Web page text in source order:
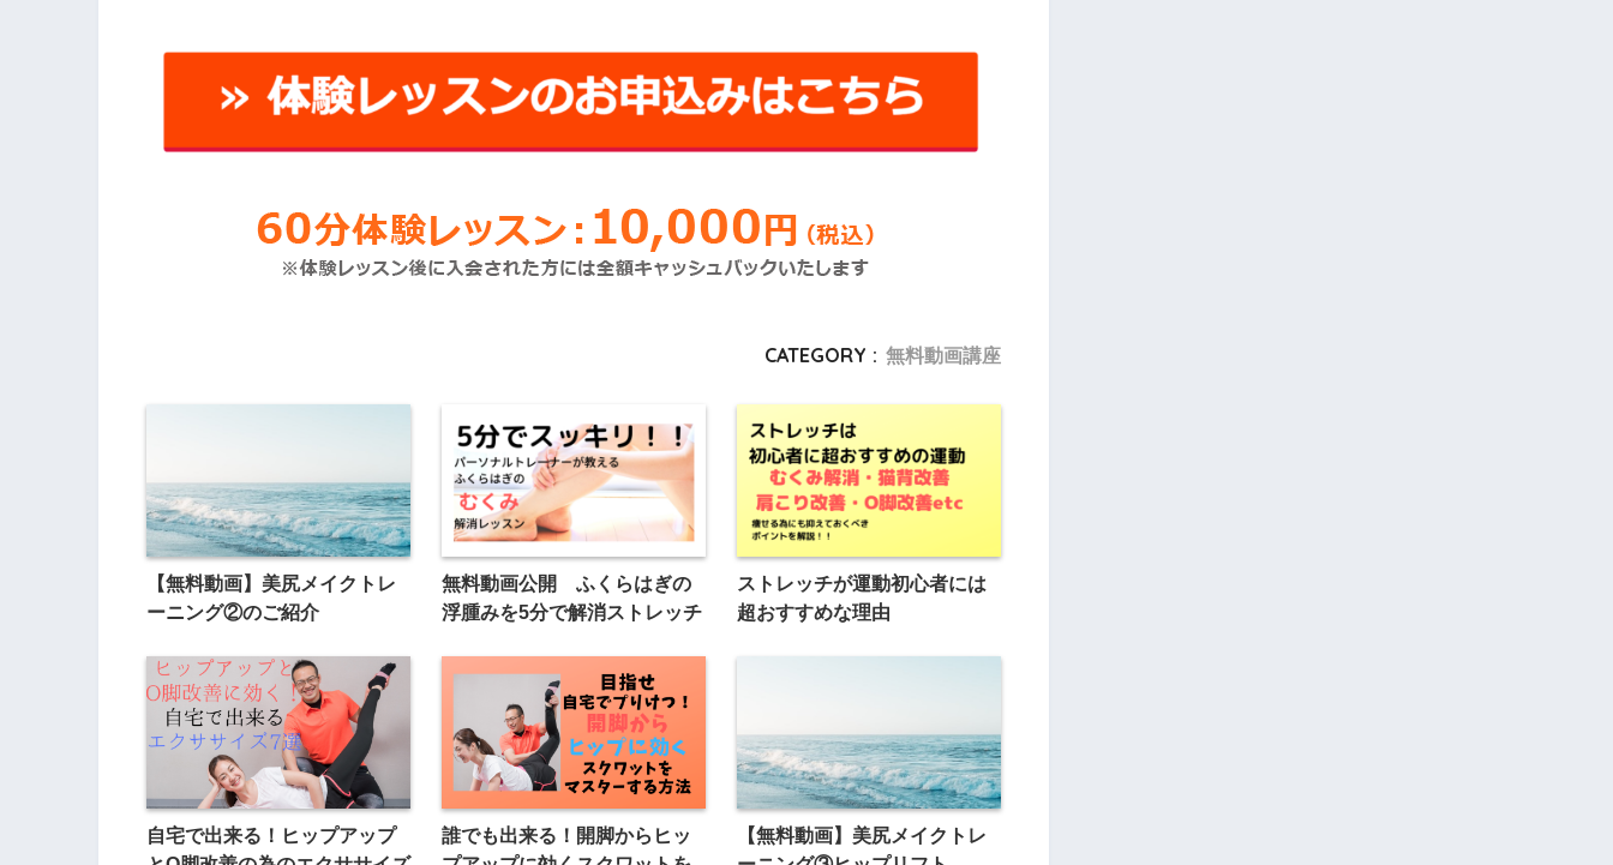
CATEGORY : 無料動画講座
【無料動画】美尻メイクトレ
ーニング②のご紹介
無料動画公開 ふくらはぎの
浮腫みを5分で解消ストレッチ
ストレッチが運動初心者には
超おすすめな理由
自宅で出来る！ヒップアップ
誰でも出来る！開脚からヒッ
【無料動画】美尻メイクトレ